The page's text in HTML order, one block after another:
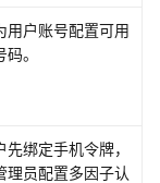
用户账号配置可用
。
先绑定手机令牌，
理员配置多因子认